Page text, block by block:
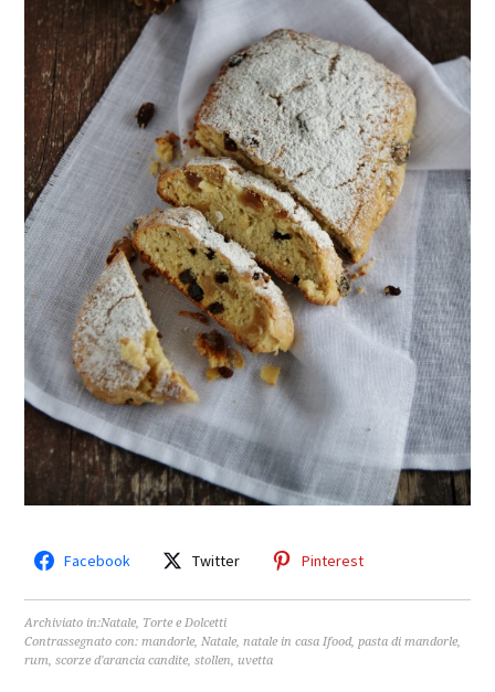
Facebook Twitter Pinterest
Archiviato in:Natale, Torte e Dolcetti
Contrassegnato con:mandorle,Natale,natale in casa Ifood,pasta di mandorle,
rum,scorze d'arancia candite,stollen, uvetta